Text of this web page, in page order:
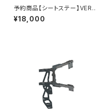
予約商品【シートステー】VERS
USオリジナル
¥18,000